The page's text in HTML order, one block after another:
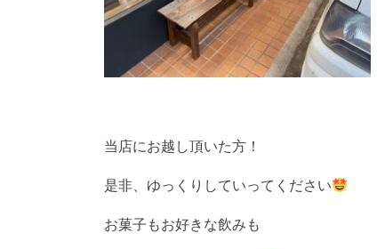
当店にお越し頂いた方！
是非、ゆっくりしていってください
お菓子もお好きな飲みも